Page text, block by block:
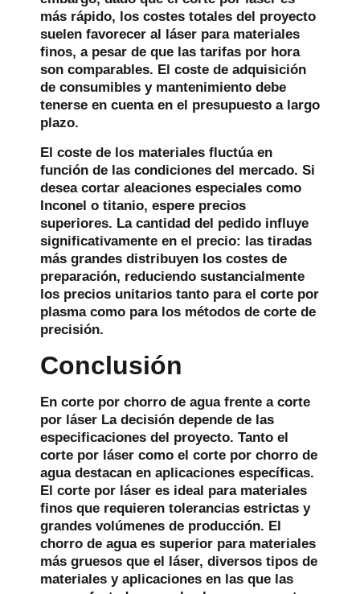
más rápido, los costes totales del proyecto
suelen favorecer al láser para materiales
finos, a pesar de que las tarifas por hora
son comparables. El coste de adquisición
de consumibles y mantenimiento debe
tenerse en cuenta en el presupuesto a largo
plazo.
El coste de los materiales fluctúa en
función de las condiciones del mercado. Si
desea cortar aleaciones especiales como
Inconel o titanio, espere precios
superiores. La cantidad del pedido influye
significativamente en el precio: las tiradas
más grandes distribuyen los costes de
preparación, reduciendo sustancialmente
los precios unitarios tanto para el corte por
plasma como para los métodos de corte de
precisión.
Conclusión
En corte por chorro de agua frente a corte
por láser La decisión depende de las
especificaciones del proyecto. Tanto el
corte por láser como el corte por chorro de
agua destacan en aplicaciones específicas.
El corte por láser es ideal para materiales
finos que requieren tolerancias estrictas y
grandes volúmenes de producción. El
chorro de agua es superior para materiales
más gruesos que el láser, diversos tipos de
materiales y aplicaciones en las que las